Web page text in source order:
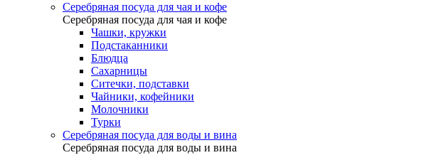
Серебряная посуда для чая и кофе
Серебряная посуда для чая и кофе
Чашки, кружки
Подстаканники
Блюдца
Сахарницы
Ситечки, подставки
Чайники, кофейники
Молочники
Турки
Серебряная посуда для воды и вина
Серебряная посуда для воды и вина